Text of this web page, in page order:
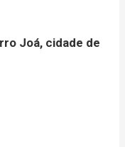
Joá, cidade de